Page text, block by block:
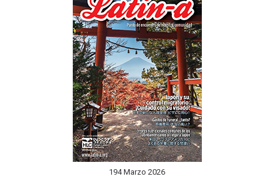
194 Marzo 2026